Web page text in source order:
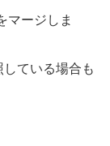
マージしま
ている場合も